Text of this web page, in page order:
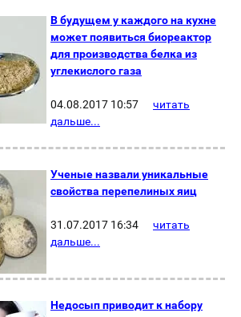
В будущем у каждого на кухне
может появиться биореактор
для производства белка из
углекислого газа
04.08.2017 10:57
читать
дальше...
Ученые назвали уникальные
свойства перепелиных яиц
31.07.2017 16:34
читать
дальше...
Недосып приводит к набору